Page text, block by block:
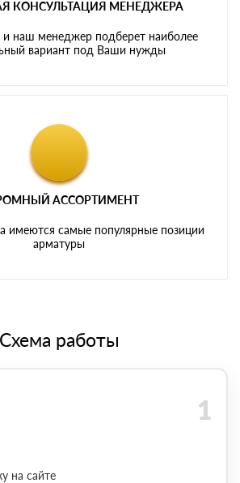
КОНСУЛЬТАЦИЯ МЕНЕДЖЕРА
и наш менеджер подберет наиболее
вариант под Ваши нужды
АССОРТИМЕНТ
имеются самые популярные позиции
арматуры
Схема работы
на сайте